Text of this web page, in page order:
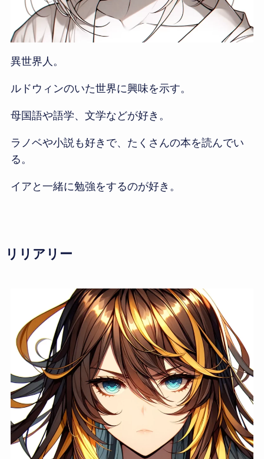
異世界人。
ルドウィンのいた世界に興味を示す。
母国語や語学、文学などが好き。
ラノベや小説も好きで、たくさんの本を読んでい
る。
イアと一緒に勉強をするのが好き。
リリアリー